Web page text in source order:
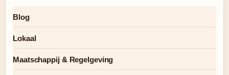
Blog
Lokaal
Maatschappij & Regelgeving